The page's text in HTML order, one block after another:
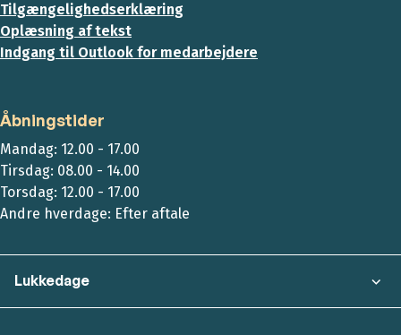
Tilgængelighedserklæring
Oplæsning af tekst
Indgang til Outlook for medarbejdere
Åbningstider
Mandag: 12.00 - 17.00
Tirsdag: 08.00 - 14.00
Torsdag: 12.00 - 17.00
Andre hverdage: Efter aftale
Lukkedage